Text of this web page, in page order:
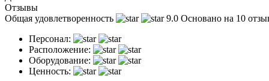
Отзывы
Общая удовлетворенность
9.0 Основано на 10
Персонал:
Расположение:
Оборудование:
Ценность: